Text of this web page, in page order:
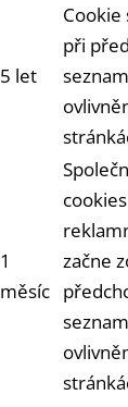
5 let
Cookie
při
1
měsíc
začne